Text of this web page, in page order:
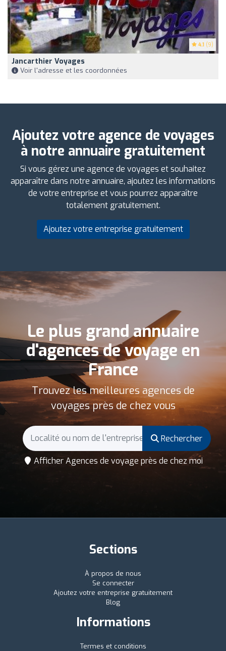
4.1 (9)
Jancarthier Voyages
Voir l'adresse et les coordonnées
Ajoutez votre agence de voyages
à notre annuaire gratuitement
Si vous gérez une agence de voyages et souhaitez
apparaître dans notre annuaire, ajoutez les informations
de votre entreprise et vous pourrez apparaître
totalement gratuitement.
Ajoutez votre entreprise gratuitement
Le plus grand annuaire
d'agences de voyage en
France
Trouvez les meilleures agences de
voyages près de chez vous
Rechercher
Afficher Agences de voyage près de chez moi
Sections
À propos de nous
Se connecter
Ajoutez votre entreprise gratuitement
Blog
Informations
Termes et conditions